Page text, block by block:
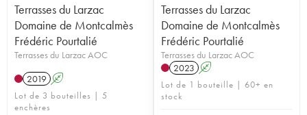
Terrasses du Larzac
Domaine de Montcalmès
Frédéric Pourtalié
Terrasses du Larzac AOC
2019 A
Lot de 3 bouteilles | 5
enchères
Terrasses du Larzac
Domaine de Montcalmès
Frédéric Pourtalié
Terrasses du Larzac AOC
2023 A
Lot de 1 bouteille | 60+ en
stock